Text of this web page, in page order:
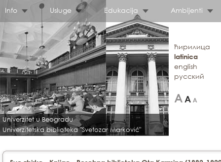
Info Usluge Edukacija Ambijenti
Univerzitet u Beogradu
Univerzitetska biblioteka "Svetozar Marković"
ћирилица
latinica
english
русский